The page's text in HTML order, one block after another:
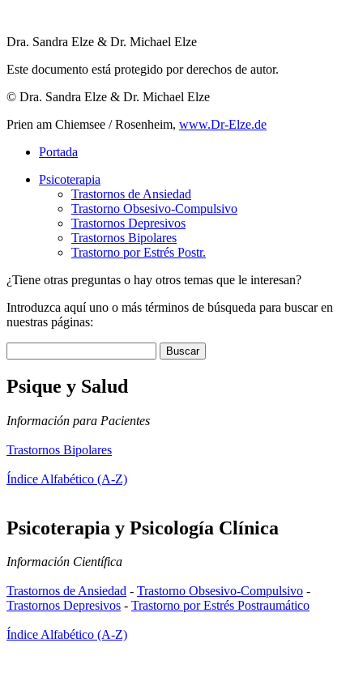
Dra. Sandra Elze & Dr. Michael Elze
Este documento está protegido por derechos de autor.
© Dra. Sandra Elze & Dr. Michael Elze
Prien am Chiemsee / Rosenheim, www.Dr-Elze.de
Portada
Psicoterapia
Trastornos de Ansiedad
Trastorno Obsesivo-Compulsivo
Trastornos Depresivos
Trastornos Bipolares
Trastorno por Estrés Postr.
¿Tiene otras preguntas o hay otros temas que le interesan?
Introduzca aquí uno o más términos de búsqueda para buscar en
nuestras páginas:
Psique y Salud
Información para Pacientes
Trastornos Bipolares
Índice Alfabético (A-Z)
Psicoterapia y Psicología Clínica
Información Científica
Trastornos de Ansiedad - Trastorno Obsesivo-Compulsivo -
Trastornos Depresivos - Trastorno por Estrés Postraumático
Índice Alfabético (A-Z)